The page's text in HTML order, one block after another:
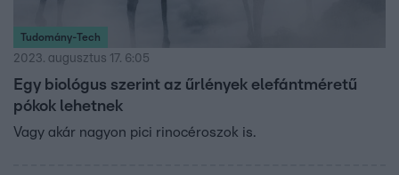
Tudomány-Tech
2023. augusztus 17. 6:05
Egy biológus szerint az űrlények elefántméretű
pókok lehetnek
Vagy akár nagyon pici rinocéroszok is.